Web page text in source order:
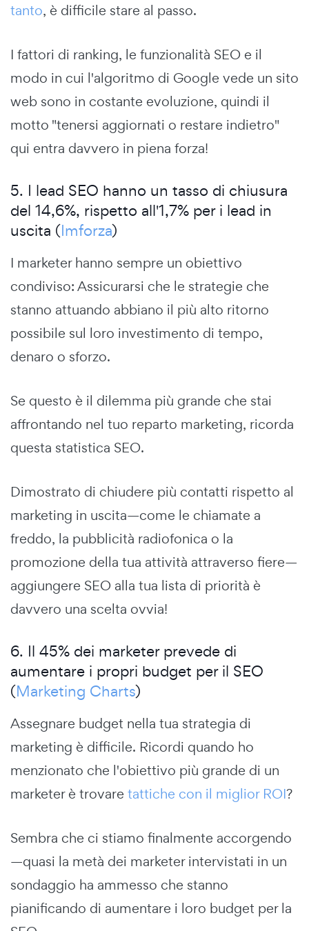
tanto, è difficile stare al passo.
I fattori di ranking, le funzionalità SEO e il
modo in cui l'algoritmo di Google vede un sito
web sono in costante evoluzione, quindi il
motto "tenersi aggiornati o restare indietro"
qui entra davvero in piena forza!
5. I lead SEO hanno un tasso di chiusura
del 14,6%, rispetto all'1,7% per i lead in
uscita (Imforza)
I marketer hanno sempre un obiettivo
condiviso: Assicurarsi che le strategie che
stanno attuando abbiano il più alto ritorno
possibile sul loro investimento di tempo,
denaro o sforzo.
Se questo è il dilemma più grande che stai
affrontando nel tuo reparto marketing, ricorda
questa statistica SEO.
Dimostrato di chiudere più contatti rispetto al
marketing in uscita—come le chiamate a
freddo, la pubblicità radiofonica o la
promozione della tua attività attraverso fiere—
aggiungere SEO alla tua lista di priorità è
davvero una scelta ovvia!
6. Il 45% dei marketer prevede di
aumentare i propri budget per il SEO
(Marketing Charts)
Assegnare budget nella tua strategia di
marketing è difficile. Ricordi quando ho
menzionato che l'obiettivo più grande di un
marketer è trovare tattiche con il miglior ROI?
Sembra che ci stiamo finalmente accorgendo
—quasi la metà dei marketer intervistati in un
sondaggio ha ammesso che stanno
pianificando di aumentare i loro budget per la